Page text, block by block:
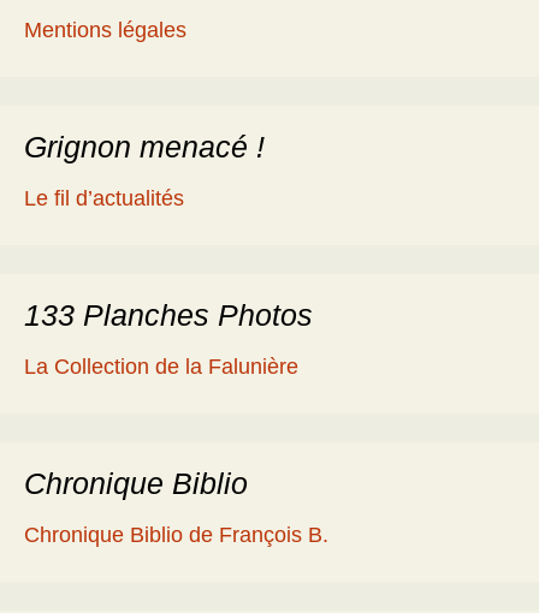
articles
Mentions légales
Grignon menacé !
Le fil d’actualités
133 Planches Photos
La Collection de la Falunière
Chronique Biblio
Chronique Biblio de François B.